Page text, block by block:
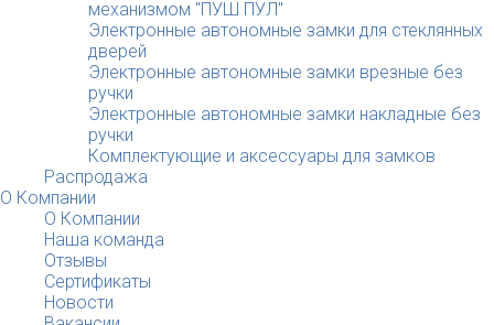
механизмом "ПУШ ПУЛ"
Электронные автономные замки для стеклянных
дверей
Электронные автономные замки врезные без
ручки
Электронные автономные замки накладные без
ручки
Комплектующие и аксессуары для замков
Распродажа
О Компании
О Компании
Наша команда
Отзывы
Сертификаты
Новости